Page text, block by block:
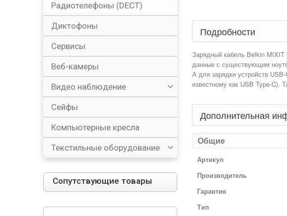
Подробности
Зарядный кабель Belkin MIXIT
данные с существующим
А для зарядки устройств
известному как USB Type-C).
Дополнительная
Общие
Артикул
Производитель
Гарантия
Тип
Радиотелефоны (DECT)
Диктофоны
Сервисы
Веб-камеры
Видео наблюдение
Сейфы
Компьютерные кресла
Текстильные оборудование
Сопутствующие товары